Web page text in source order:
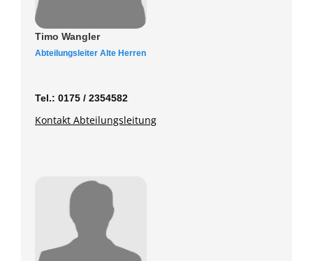
Training
Formulare
Shop
Timo Wangler
Abteilungsleiter Alte Herren
Tel.: 0175 / 2354582
Kontakt Abteilungsleitung